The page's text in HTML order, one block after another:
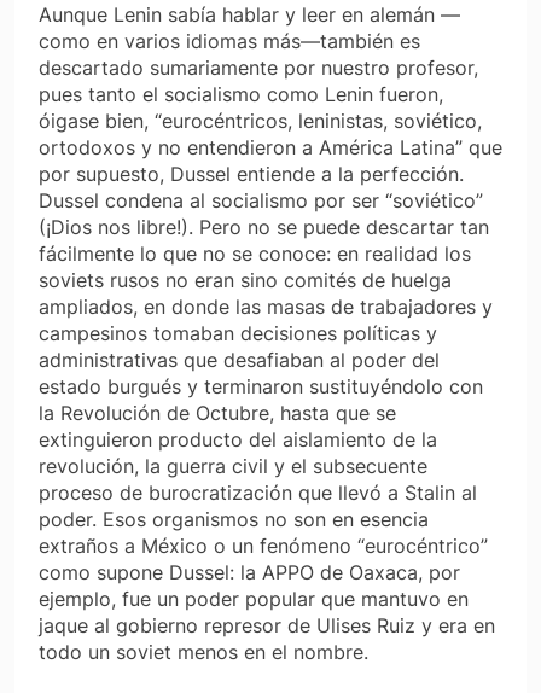
Aunque Lenin sabía hablar y leer en alemán —
como en varios idiomas más—también es
descartado sumariamente por nuestro profesor,
pues tanto el socialismo como Lenin fueron,
óigase bien, “eurocéntricos, leninistas, soviético,
ortodoxos y no entendieron a América Latina” que
por supuesto, Dussel entiende a la perfección.
Dussel condena al socialismo por ser “soviético”
(¡Dios nos libre!). Pero no se puede descartar tan
fácilmente lo que no se conoce: en realidad los
soviets rusos no eran sino comités de huelga
ampliados, en donde las masas de trabajadores y
campesinos tomaban decisiones políticas y
administrativas que desafiaban al poder del
estado burgués y terminaron sustituyéndolo con
la Revolución de Octubre, hasta que se
extinguieron producto del aislamiento de la
revolución, la guerra civil y el subsecuente
proceso de burocratización que llevó a Stalin al
poder. Esos organismos no son en esencia
extraños a México o un fenómeno “eurocéntrico”
como supone Dussel: la APPO de Oaxaca, por
ejemplo, fue un poder popular que mantuvo en
jaque al gobierno represor de Ulises Ruiz y era en
todo un soviet menos en el nombre.